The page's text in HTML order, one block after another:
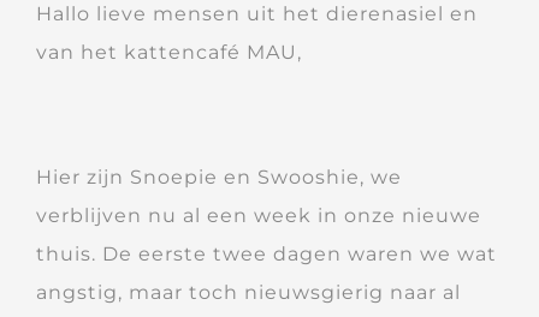
Hallo lieve mensen uit het dierenasiel en
van het kattencafé MAU,
Hier zijn Snoepie en Swooshie, we
verblijven nu al een week in onze nieuwe
thuis. De eerste twee dagen waren we wat
angstig, maar toch nieuwsgierig naar al